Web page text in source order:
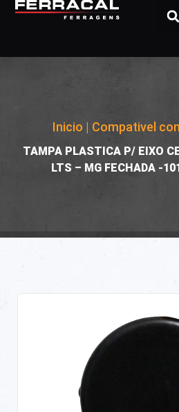
Inicio | Compativel
TAMPA PLASTICA P/ EIXO
LTS – MG FECHADA -